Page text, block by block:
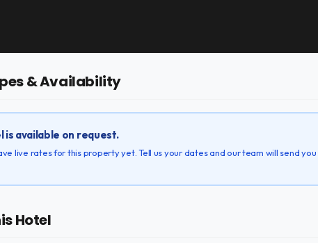
& Availability
is available on request.
live rates for this property yet. Tell us your dates and our team will send
Hotel